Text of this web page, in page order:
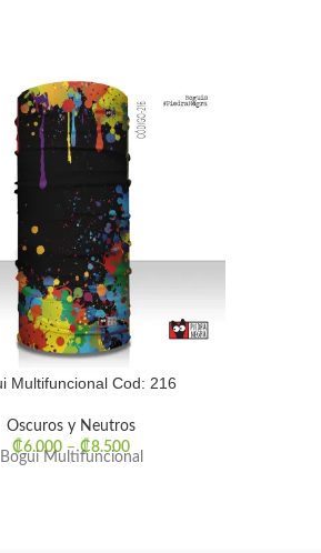
Multifuncional Cod: 216
Oscuros y Neutros
₡6.000 –₡8.500
Bogui Multifuncional